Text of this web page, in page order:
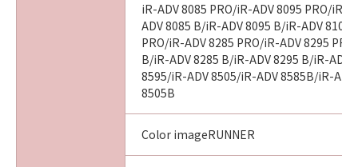
iR-ADV 8085 PRO/iR-ADV 8095 PRO/iR-
ADV 8085 B/iR-ADV 8095 B/iR-ADV 8105
PRO/iR-ADV 8285 PRO/iR-ADV 8295
B/iR-ADV 8285 B/iR-ADV 8295 B/iR-ADV
8595/iR-ADV 8505/iR-ADV 8585B/iR-
8505B
Color imageRUNNER